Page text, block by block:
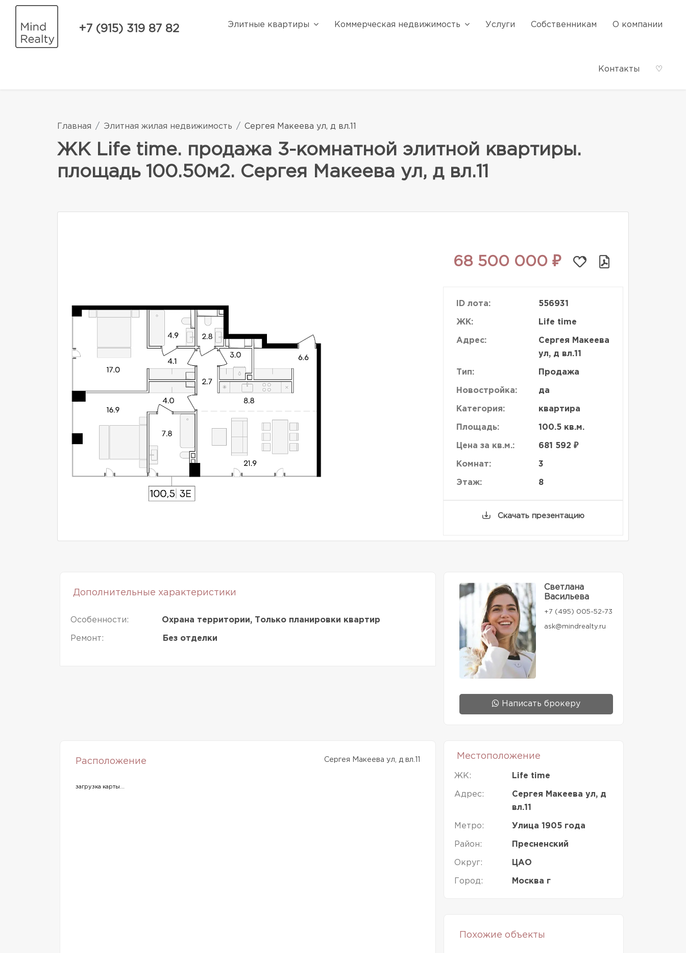
+7 (915) 319 87 82 Элитные квартиры Коммерческая недвижимость Услуги Собственникам О компании
Контакты ♡
Главная Элитная жилая недвижимость Сергея Макеева ул, д вл.11
ЖК Life time. продажа 3-комнатной элитной квартиры.
площадь 100.50м2. Сергея Макеева ул, д вл.11
68 500 000 ₽
ID лота: 556931
ЖК: Life time
Адрес:
Сергея Макеева
ул, д вл.11
Тип: Продажа
Новостройка: да
Категория: квартира
Площадь: 100.5 кв.м.
Цена за кв.м.: 681 592 ₽
Комнат: 3
Этаж: 8
Скачать презентацию
Дополнительные характеристики
Особенности: Охрана территории, Только планировки квартир
Ремонт: Без отделки
Светлана
Васильева
+7 (495) 005-52-73
ask@mindrealty.ru
Написать брокеру
Расположение Сергея Макеева ул, д вл.11
загрузка карты...
Местоположение
ЖК: Life time
Адрес:
Сергея Макеева ул, д
вл.11
Метро: Улица 1905 года
Район: Пресненский
Округ: ЦАО
Город: Москва г
Похожие объекты